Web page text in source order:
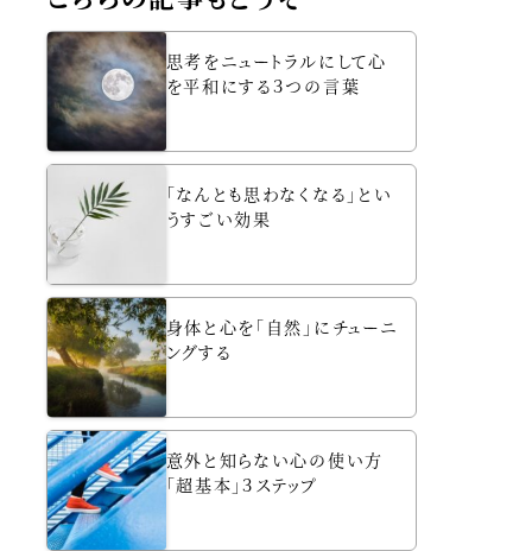
思考をニュートラルにして心
を平和にする３つの言葉
「なんとも思わなくなる」とい
うすごい効果
身体と心を「自然」にチューニ
ングする
意外と知らない心の使い方
「超基本」３ステップ